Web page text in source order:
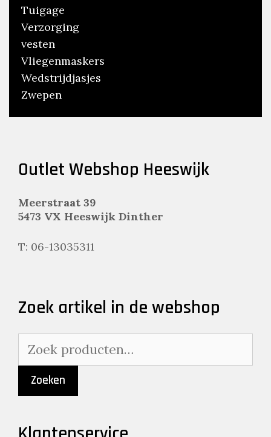
Tuigage
Verzorging
vesten
Vliegenmaskers
Wedstrijdjasjes
Zwepen
Outlet Webshop Heeswijk
Meerstraat 39
5473 VX Heeswijk Dinther
T: 06-13035311
Zoek artikel in de webshop
naar:
Zoeken